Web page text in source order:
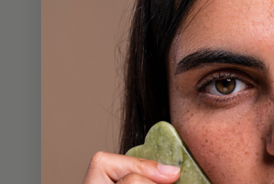
Comblée imagine une cosmétique
Nos recharges permettent de prolonger
emballages traditionnels. Une
plaisir
Le sérum Nukak et la crème Uitoto